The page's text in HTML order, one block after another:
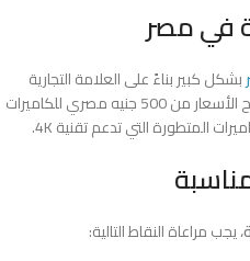
في مصر
بشكل كبير بناءً على العلامة التجارية
والمواصفات التقنية. في المتوسط، تتراوح الأسعار من 500 جنيه مصري للكاميرات
، يجب مراعاة النقاط التالية: